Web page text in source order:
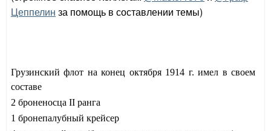
Цеппелин за помощь в составлении темы)
Грузинский флот на конец октября 1914 г. имел в своем
составе
2 броненосца II ранга
1 бронепалубный крейсер